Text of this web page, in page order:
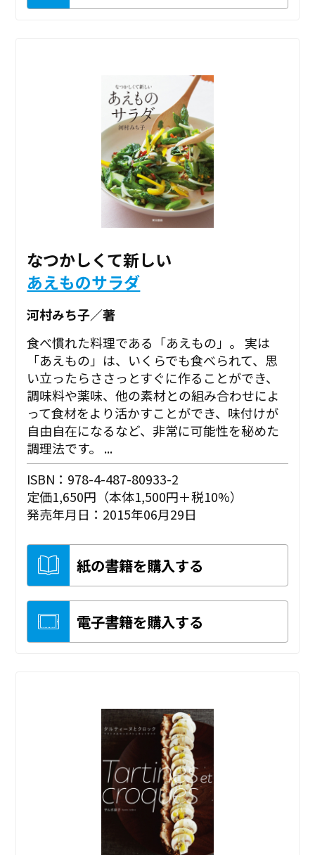
なつかしくて新しい
あえものサラダ
河村みち子／著
食べ慣れた料理である「あえもの」。 実は
「あえもの」は、いくらでも食べられて、思
い立ったらささっとすぐに作ることができ、
調味料や薬味、他の素材との組み合わせによ
って食材をより活かすことができ、味付けが
自由自在になるなど、非常に可能性を秘めた
調理法です。 ...
ISBN：978-4-487-80933-2
定価1,650円（本体1,500円＋税10%）
発売年月日：2015年06月29日
紙の書籍を購入する
電子書籍を購入する